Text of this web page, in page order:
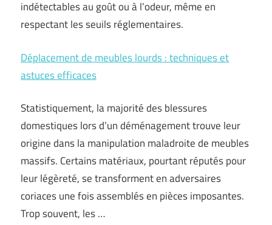
indétectables au goût ou à l’odeur, même en
respectant les seuils réglementaires.
Déplacement de meubles lourds : techniques et
astuces efficaces
Statistiquement, la majorité des blessures
domestiques lors d’un déménagement trouve leur
origine dans la manipulation maladroite de meubles
massifs. Certains matériaux, pourtant réputés pour
leur légèreté, se transforment en adversaires
coriaces une fois assemblés en pièces imposantes.
Trop souvent, les …